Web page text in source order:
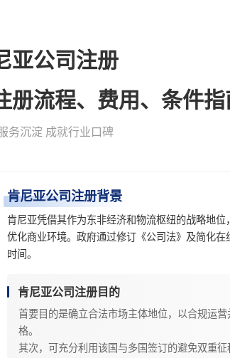
亚公司注册
册流程、费用、条件
务沉淀 成就行业口碑
肯尼亚公司注册背景
肯尼亚凭借其作为东非经济和物流枢纽的战略地
优化商业环境。政府通过修订《公司法》及简化
时间。
肯尼亚公司注册目的
首要目的是确立合法市场主体地位，以合规运
格。
其次，可充分利用该国与多国签订的避免双重征